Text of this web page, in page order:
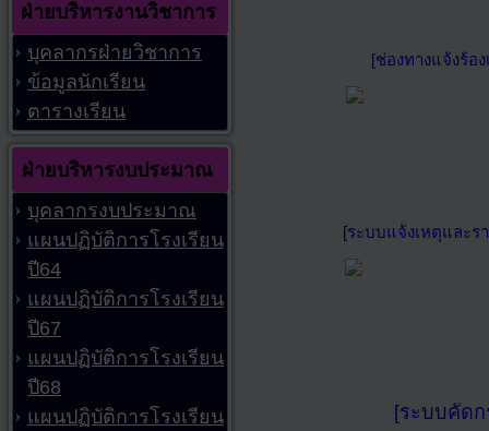
ฝ่ายบริหารงานวิชาการ
บุคลากรฝ่ายวิชาการ
ข้อมูลนักเรียน
ตารางเรียน
ฝ่ายบริหารงบประมาณ
บุคลากรงบประมาณ
แผนปฏิบัติการโรงเรียน
ปี64
แผนปฏิบัติการโรงเรียน
ปี67
แผนปฏิบัติการโรงเรียน
ปี68
แผนปฏิบัติการโรงเรียน
[ช่องทางแจ้งร้อ
[ระบบแจ้งเหตุและ
[ระบบคัด